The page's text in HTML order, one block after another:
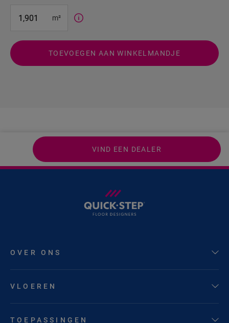
m²
TOEVOEGEN AAN WINKELMANDJE
VIND EEN DEALER
OVER ONS
VLOEREN
TOEPASSINGEN